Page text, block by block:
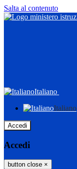
Salta al contenuto
Italiano
Italiano
Accedi
Accedi
button close ×